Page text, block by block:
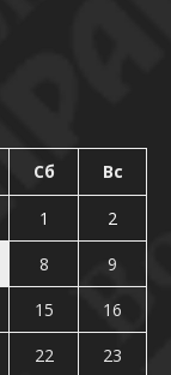
Сб Вс
1
2
8
9
15
16
22
23